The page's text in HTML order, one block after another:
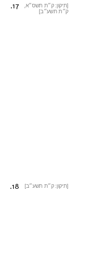
17
.
[תיקון: ק״ת תשס״א,
ק״ת תשע״ב]
18
. [תיקון: ק״ת תשע״ב]